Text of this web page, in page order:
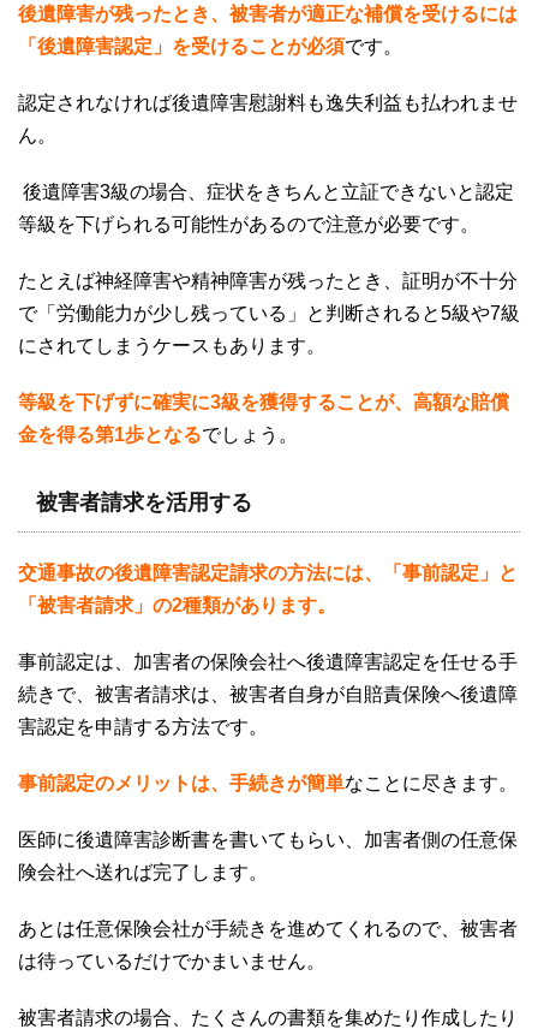
後遺障害が残ったとき、被害者が適正な補償を受けるには
「後遺障害認定」を受けることが必須です。
認定されなければ後遺障害慰謝料も逸失利益も払われませ
ん。
後遺障害3級の場合、症状をきちんと立証できないと認定
等級を下げられる可能性があるので注意が必要です。
たとえば神経障害や精神障害が残ったとき、証明が不十分
で「労働能力が少し残っている」と判断されると5級や7級
にされてしまうケースもあります。
等級を下げずに確実に3級を獲得することが、高額な賠償
金を得る第1歩となるでしょう。
被害者請求を活用する
交通事故の後遺障害認定請求の方法には、「事前認定」と
「被害者請求」の2種類があります。
事前認定は、加害者の保険会社へ後遺障害認定を任せる手
続きで、被害者請求は、被害者自身が自賠責保険へ後遺障
害認定を申請する方法です。
事前認定のメリットは、手続きが簡単なことに尽きます。
医師に後遺障害診断書を書いてもらい、加害者側の任意保
険会社へ送れば完了します。
あとは任意保険会社が手続きを進めてくれるので、被害者
は待っているだけでかまいません。
被害者請求の場合、たくさんの書類を集めたり作成したり